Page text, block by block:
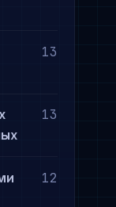
13
13
12